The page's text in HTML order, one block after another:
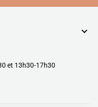

et 13h30-17h30